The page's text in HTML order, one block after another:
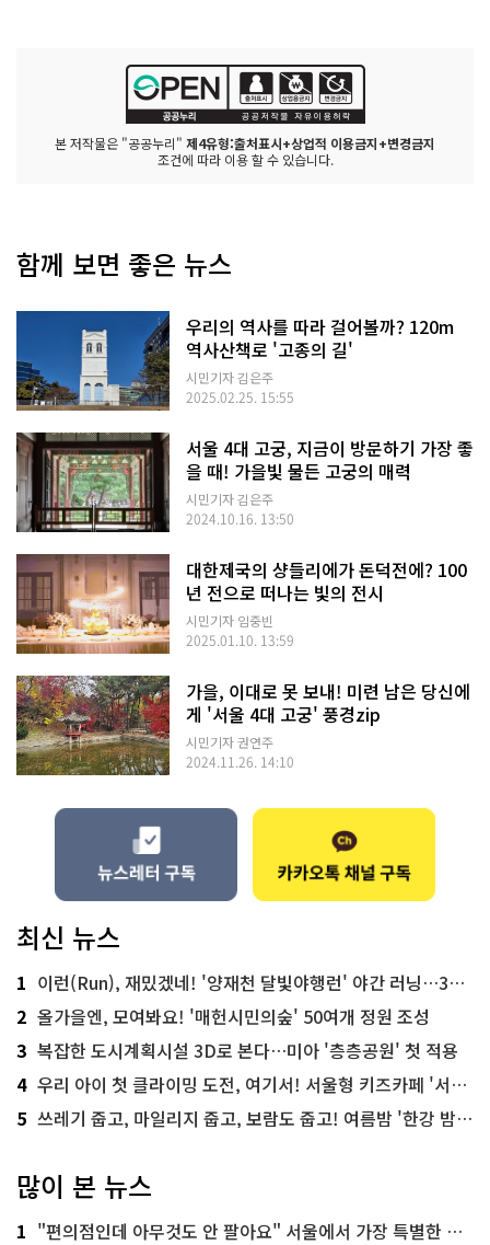
본 저작물은 "공공누리" 제4유형:출처표시+상업적 이용금지+변경금지
조건에 따라 이용 할 수 있습니다.
함께 보면 좋은 뉴스
우리의 역사를 따라 걸어볼까? 120m
역사산책로 '고종의 길'
시민기자 김은주
2025.02.25. 15:55
서울 4대 고궁, 지금이 방문하기 가장 좋
을 때! 가을빛 물든 고궁의 매력
시민기자 김은주
2024.10.16. 13:50
대한제국의 샹들리에가 돈덕전에? 100
년 전으로 떠나는 빛의 전시
시민기자 임중빈
2025.01.10. 13:59
가을, 이대로 못 보내! 미련 남은 당신에
게 '서울 4대 고궁' 풍경zip
시민기자 권연주
2024.11.26. 14:10
최신 뉴스
1 이런(Run), 재밌겠네! '양재천 달빛야행런' 야간 러닝…300명 모집
2 올가을엔, 모여봐요! '매헌시민의숲' 50여개 정원 조성
3 복잡한 도시계획시설 3D로 본다…미아 '층층공원' 첫 적용
4 우리 아이 첫 클라이밍 도전, 여기서! 서울형 키즈카페 '서울가족플라자점'
5 쓰레기 줍고, 마일리지 줍고, 보람도 줍고! 여름밤 '한강 밤마실 줍깅'
많이 본 뉴스
1 "편의점인데 아무것도 안 팔아요" 서울에서 가장 특별한 편의점의 정체